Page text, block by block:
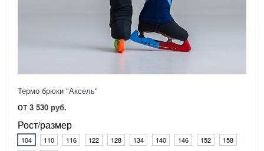
Термо брюки "Аксель"
от 3 530 руб.
Рост/размер
104 110 116 122 128 134 140 146 152
158